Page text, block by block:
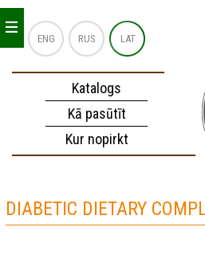
ENG RUS LAT
Katalogs
Kā pasūtīt
Kur nopirkt
_
_
_
DIABETIC DIETARY